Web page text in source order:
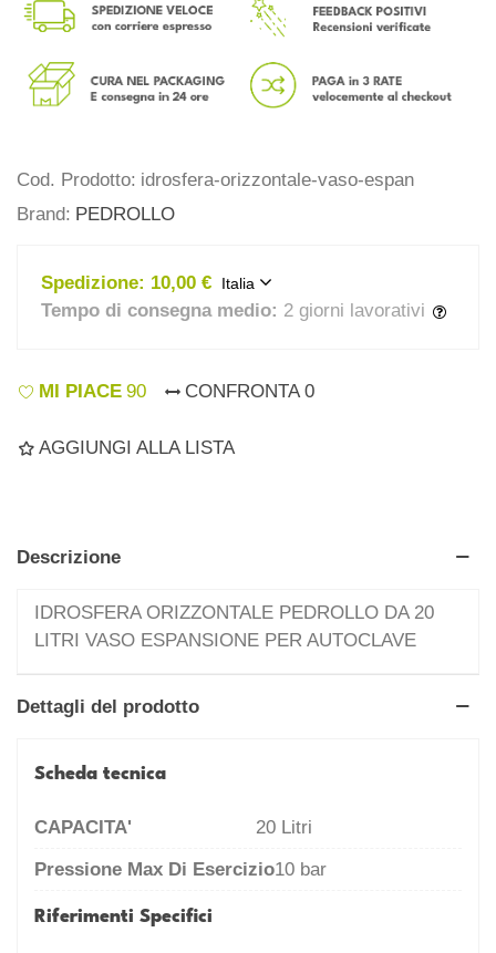
Cod. Prodotto: idrosfera-orizzontale-vaso-espan
Brand: PEDROLLO
Spedizione: 10,00 € Italia
Tempo di consegna medio: 2 giorni lavorativi
MI PIACE 90 CONFRONTA 0
AGGIUNGI ALLA LISTA
Descrizione
IDROSFERA ORIZZONTALE PEDROLLO DA 20
LITRI VASO ESPANSIONE PER AUTOCLAVE
Dettagli del prodotto
Scheda tecnica
CAPACITA'
20 Litri
Pressione Max Di Esercizio10 bar
Riferimenti Specifici